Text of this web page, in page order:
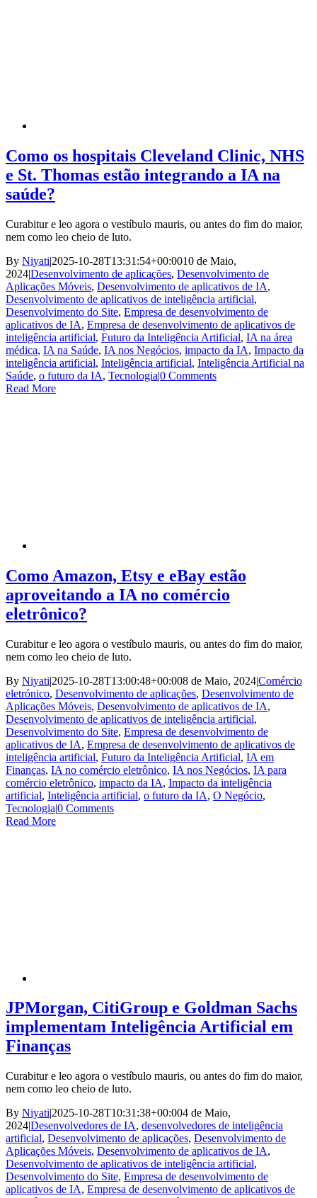
Como os hospitais Cleveland Clinic, NHS
e St. Thomas estão integrando a IA na
saúde?
Curabitur e leo agora o vestíbulo mauris, ou antes do fim do maior,
nem como leo cheio de luto.
By Niyati|2025-10-28T13:31:54+00:0010 de Maio,
2024|Desenvolvimento de aplicações, Desenvolvimento de
Aplicações Móveis, Desenvolvimento de aplicativos de IA,
Desenvolvimento de aplicativos de inteligência artificial,
Desenvolvimento do Site, Empresa de desenvolvimento de
aplicativos de IA, Empresa de desenvolvimento de aplicativos de
inteligência artificial, Futuro da Inteligência Artificial, IA na área
médica, IA na Saúde, IA nos Negócios, impacto da IA, Impacto da
inteligência artificial, Inteligência artificial, Inteligência Artificial na
Saúde, o futuro da IA, Tecnologia|0 Comments
Read More
Como Amazon, Etsy e eBay estão
aproveitando a IA no comércio
eletrônico?
Curabitur e leo agora o vestíbulo mauris, ou antes do fim do maior,
nem como leo cheio de luto.
By Niyati|2025-10-28T13:00:48+00:008 de Maio, 2024|Comércio
eletrónico, Desenvolvimento de aplicações, Desenvolvimento de
Aplicações Móveis, Desenvolvimento de aplicativos de IA,
Desenvolvimento de aplicativos de inteligência artificial,
Desenvolvimento do Site, Empresa de desenvolvimento de
aplicativos de IA, Empresa de desenvolvimento de aplicativos de
inteligência artificial, Futuro da Inteligência Artificial, IA em
Finanças, IA no comércio eletrônico, IA nos Negócios, IA para
comércio eletrônico, impacto da IA, Impacto da inteligência
artificial, Inteligência artificial, o futuro da IA, O Negócio,
Tecnologia|0 Comments
Read More
JPMorgan, CitiGroup e Goldman Sachs
implementam Inteligência Artificial em
Finanças
Curabitur e leo agora o vestíbulo mauris, ou antes do fim do maior,
nem como leo cheio de luto.
By Niyati|2025-10-28T10:31:38+00:004 de Maio,
2024|Desenvolvedores de IA, desenvolvedores de inteligência
artificial, Desenvolvimento de aplicações, Desenvolvimento de
Aplicações Móveis, Desenvolvimento de aplicativos de IA,
Desenvolvimento de aplicativos de inteligência artificial,
Desenvolvimento do Site, Empresa de desenvolvimento de
aplicativos de IA, Empresa de desenvolvimento de aplicativos de